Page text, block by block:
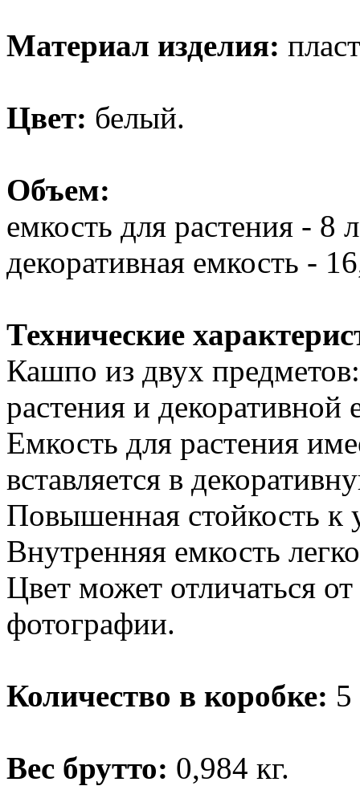
Материал изделия:
Цвет: белый.
Объем:
емкость для растения - 8
декоративная емкость -
Технические
Кашпо из двух
растения и декоративной
Емкость для растения
вставляется в
Повышенная стойкость к
Внутренняя емкость
Цвет может отличаться
фотографии.
Количество в коробке:
Вес брутто: 0,984 кг.